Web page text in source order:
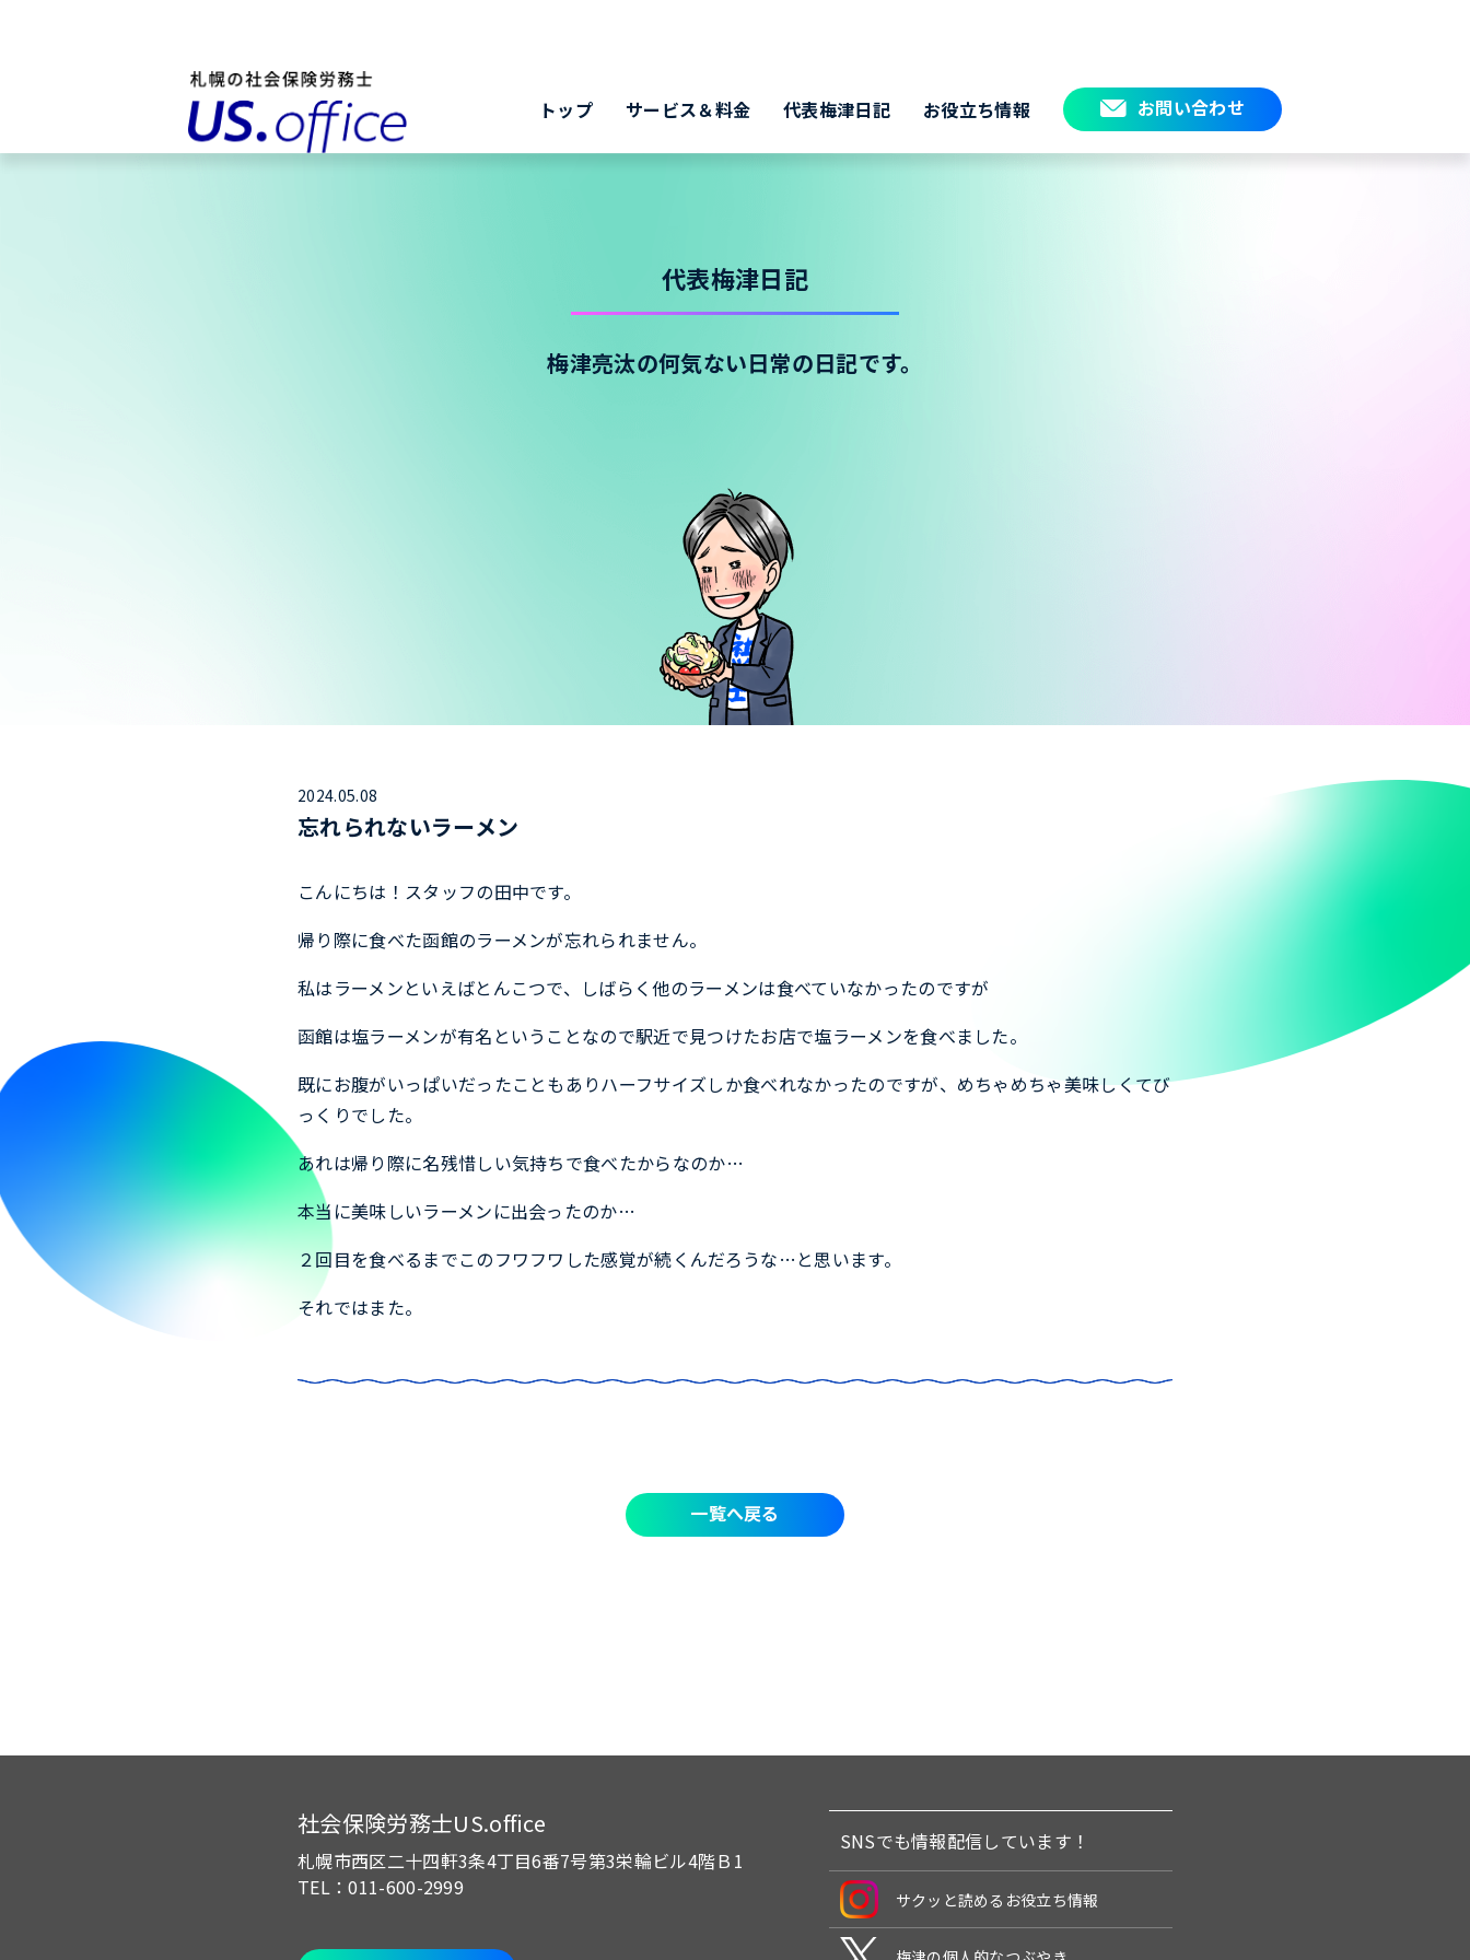
トップ サービス＆料金 代表梅津日記 お役立ち情報 お問い合わせ
代表梅津日記
梅津亮汰の何気ない日常の日記です。
2024.05.08
忘れられないラーメン
こんにちは！スタッフの田中です。
帰り際に食べた函館のラーメンが忘れられません。
私はラーメンといえばとんこつで、しばらく他のラーメンは食べていなかったのですが
函館は塩ラーメンが有名ということなので駅近で見つけたお店で塩ラーメンを食べました。
既にお腹がいっぱいだったこともありハーフサイズしか食べれなかったのですが、めちゃめちゃ美味しくてび
っくりでした。
あれは帰り際に名残惜しい気持ちで食べたからなのか…
本当に美味しいラーメンに出会ったのか…
２回目を食べるまでこのフワフワした感覚が続くんだろうな…と思います。
それではまた。
一覧へ戻る
社会保険労務士US.office
札幌市西区二十四軒3条4丁目6番7号第3栄輪ビル4階Ｂ1
TEL：011-600-2999
SNSでも情報配信しています！
サクッと読めるお役立ち情報